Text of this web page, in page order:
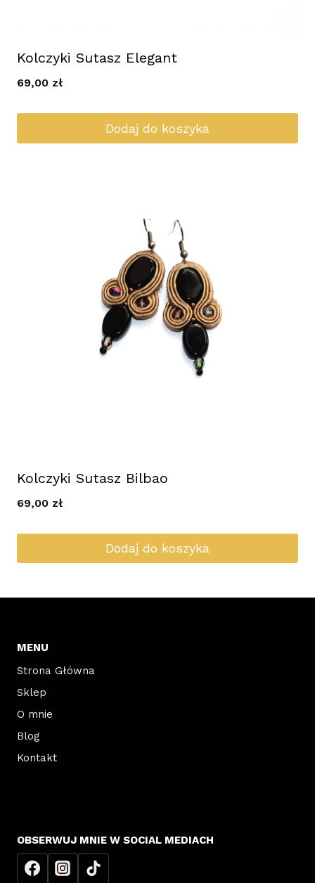
Kolczyki Sutasz Elegant
69,00 zł
Dodaj do koszyka
Kolczyki Sutasz Bilbao
69,00 zł
Dodaj do koszyka
MENU
Strona Główna
Sklep
O mnie
Blog
Kontakt
OBSERWUJ MNIE W SOCIAL MEDIACH